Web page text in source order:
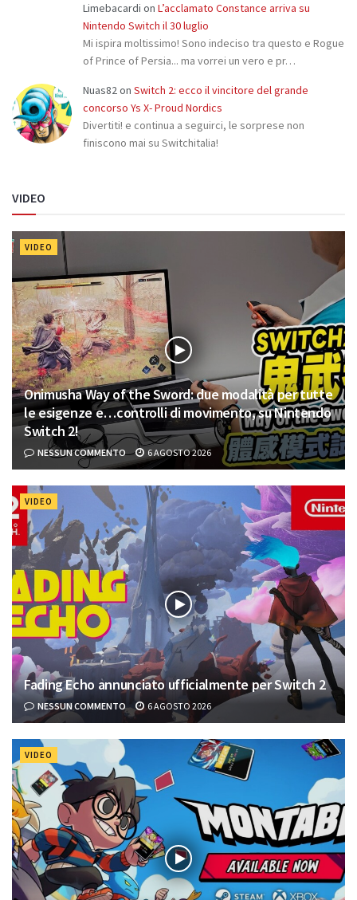
Limebacardi on L’acclamato Constance arriva su
Nintendo Switch il 30 luglio
Mi ispira moltissimo! Sono indeciso tra questo e Rogue
of Prince of Persia... ma vorrei un vero e pr…
Nuas82on Switch 2: ecco il vincitore del grande
concorso Ys X- Proud Nordics
Divertiti! e continua a seguirci, le sorprese non
finiscono mai su Switchitalia!
VIDEO
VIDEO
Onimusha Way of the Sword: due modalità per tutte
le esigenze e…controlli di movimento, su Nintendo
Switch 2!
NESSUN COMMENTO 6 AGOSTO 2026
VIDEO
Fading Echo annunciato ufficialmente per Switch 2
NESSUN COMMENTO 6 AGOSTO 2026
VIDEO